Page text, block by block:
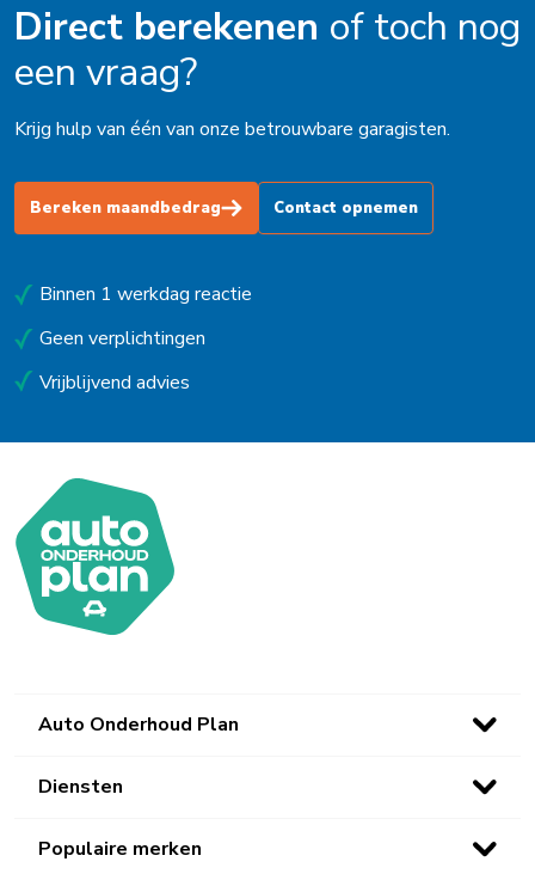
Direct berekenen of toch nog
een vraag?
Krijg hulp van één van onze betrouwbare garagisten.
Bereken maandbedrag Contact opnemen
Binnen 1 werkdag reactie
Geen verplichtingen
Vrijblijvend advies
Auto Onderhoud Plan
Diensten
Populaire merken